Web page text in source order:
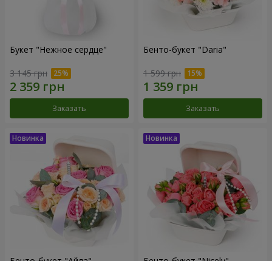
Букет "Нежное сердце"
3 145 грн
Заказать
Бенто-букет "Daria"
1 599 грн
Заказать